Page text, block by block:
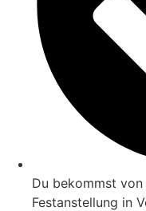
Du bekommst
Festanstellung in